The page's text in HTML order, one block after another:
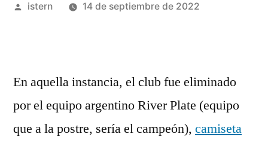
Publicado
istern 14 de septiembre de 2022
En aquella instancia, el club fue eliminado
por el equipo argentino River Plate (equipo
que a la postre, sería el campeón), camiseta